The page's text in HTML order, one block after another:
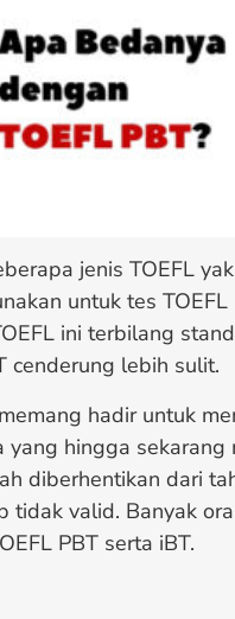
jenis TOEFL
untuk tes TOEFL
ini terbilang
cenderung lebih sulit.
memang hadir untuk
hingga sekarang
diberhentikan dari
tidak valid. Banyak
PBT serta iBT.